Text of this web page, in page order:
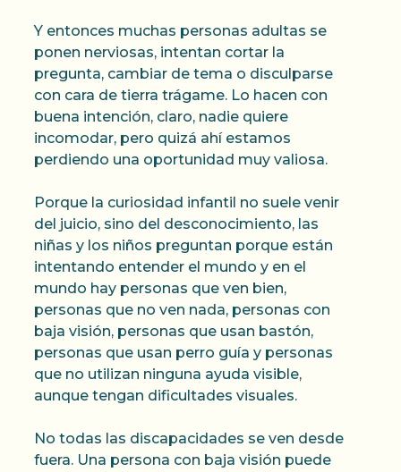
Y entonces muchas personas adultas se
ponen nerviosas, intentan cortar la
pregunta, cambiar de tema o disculparse
con cara de tierra trágame. Lo hacen con
buena intención, claro, nadie quiere
incomodar, pero quizá ahí estamos
perdiendo una oportunidad muy valiosa.
Porque la curiosidad infantil no suele venir
del juicio, sino del desconocimiento, las
niñas y los niños preguntan porque están
intentando entender el mundo y en el
mundo hay personas que ven bien,
personas que no ven nada, personas con
baja visión, personas que usan bastón,
personas que usan perro guía y personas
que no utilizan ninguna ayuda visible,
aunque tengan dificultades visuales.
No todas las discapacidades se ven desde
fuera. Una persona con baja visión puede